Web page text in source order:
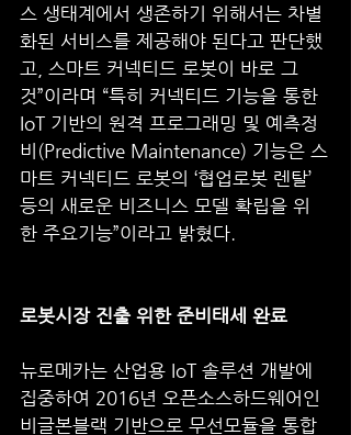
스 생태계에서 생존하기 위해서는 차별
화된 서비스를 제공해야 된다고 판단했
고, 스마트 커넥티드 로봇이 바로 그
것”이라며 “특히 커넥티드 기능을 통한
IoT 기반의 원격 프로그래밍 및 예측정
비(Predictive Maintenance) 기능은 스
마트 커넥티드 로봇의 ‘협업로봇 렌탈’
등의 새로운 비즈니스 모델 확립을 위
한 주요기능”이라고 밝혔다.
로봇시장 진출 위한 준비태세 완료
뉴로메카는 산업용 IoT 솔루션 개발에
집중하여 2016년 오픈소스하드웨어인
비글본블랙 기반으로 무선모듈을 통합